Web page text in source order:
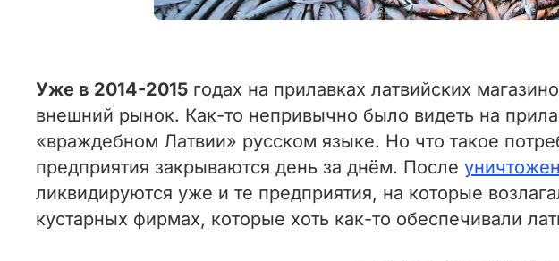
Уже в 2014-2015 годах на прилавках латвийских
внешний рынок. Как-то непривычно было видеть на
«враждебном Латвии» русском языке. Но что такое
предприятия закрываются день за днём. После
ликвидируются уже и те предприятия, на которые
кустарных фирмах, которые хоть как-то обеспечивали